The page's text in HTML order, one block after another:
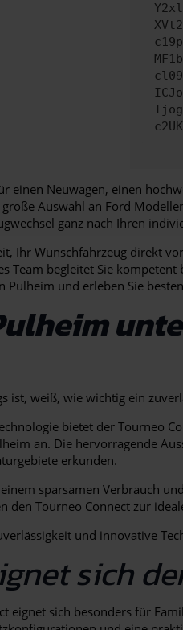
einen Neuwagen, einen
Auswahl an Ford
ganz nach Ihren
Ihr Wunschfahrzeug direkt
Team begleitet Sie
Pulheim und erleben Sie
ist, weiß, wie wichtig ein
bietet der Tourneo
an. Die hervorragende
erkunden.
sparsamen Verbrauch
den Tourneo Connect zur
und innovative
sich
eignet sich besonders für